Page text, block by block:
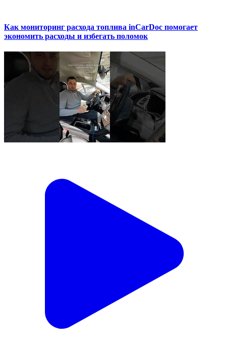
Как мониторинг расхода топлива inCarDoc помогает
экономить расходы и избегать поломок